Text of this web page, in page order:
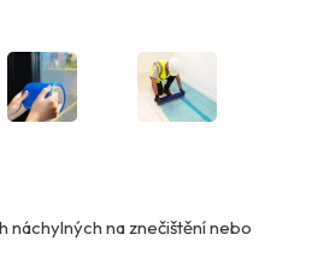
náchylných na znečištění nebo